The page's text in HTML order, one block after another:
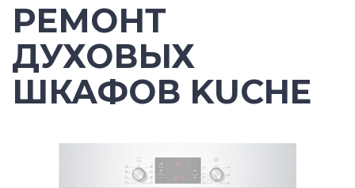
РЕМОНТ
ДУХОВЫХ
ШКАФОВ KUCHE